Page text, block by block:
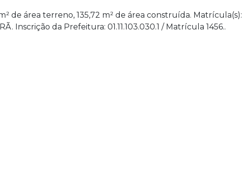
de área terreno, 135,72 m² de área construída. Matrícula(s):
Inscrição da Prefeitura: 01.11.103.030.1 / Matrícula 1456..